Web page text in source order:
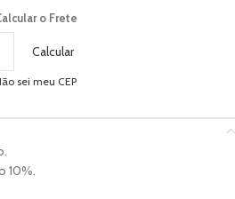
o Frete
Calcular
sei meu CEP
10%.